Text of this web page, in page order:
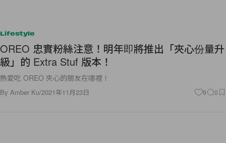
OREO 忠實粉絲注意！明年即將推出「夾心份量升
級」的 Extra Stuf 版本！
熱愛吃 OREO 夾心的朋友在哪裡！
ByAmber Ku/2021年11月23日